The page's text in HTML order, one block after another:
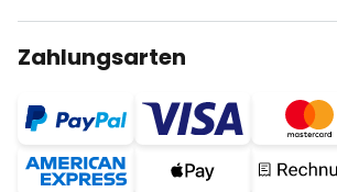
Zahlungsarten